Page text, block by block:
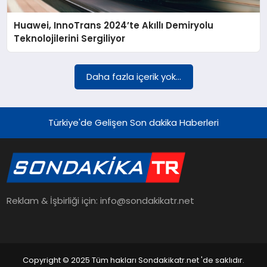
YAŞAM
EKONOMI
EĞITIM
OTOMOBIL
Huawei, InnoTrans 2024’te Akıllı Demiryolu
Teknolojilerini Sergiliyor
Daha fazla içerik yok...
Türkiye'de Gelişen Son dakika Haberleri
Reklam & İşbirliği için: info@sondakikatr.net
Copyright © 2025 Tüm hakları Sondakikatr.net 'de saklıdır.